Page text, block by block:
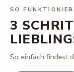
SO
3
So einfach findest